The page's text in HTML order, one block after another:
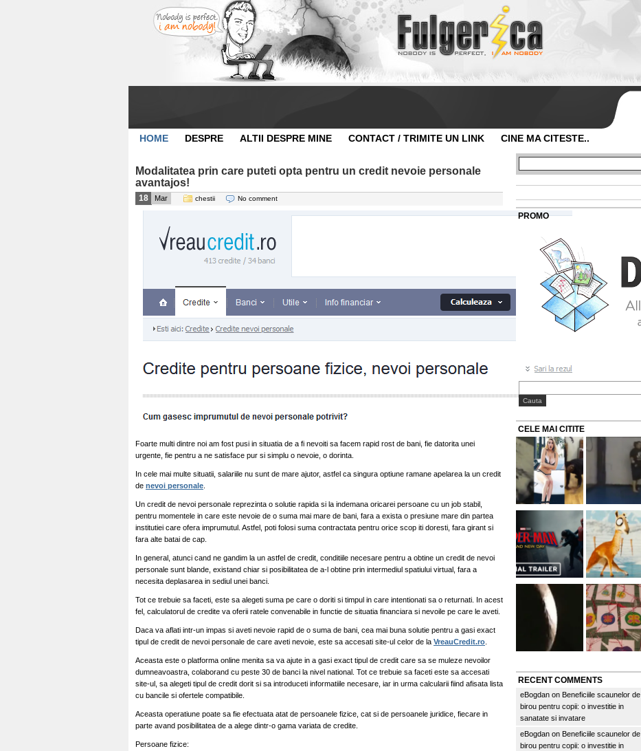
HOME DESPRE ALTII DESPRE MINE CONTACT / TRIMITE UN LINK CINE MA CITESTE..
Modalitatea prin care puteti opta pentru un credit nevoie personale
avantajos!
18 Mar chestii No comment
Foarte multi dintre noi am fost pusi in situatia de a fi nevoiti sa facem rapid rost de bani, fie datorita unei
urgente, fie pentru a ne satisface pur si simplu o nevoie, o dorinta.
In cele mai multe situatii, salariile nu sunt de mare ajutor, astfel ca singura optiune ramane apelarea la un credit
de nevoi personale
Un credit de nevoi personale reprezinta o solutie rapida si la indemana oricarei persoane cu un job stabil,
pentru momentele in care este nevoie de o suma mai mare de bani, fara a exista o presiune mare din partea
institutiei care ofera imprumutul. Astfel, poti folosi suma contractata pentru orice scop iti doresti, fara girant si
fara alte batai de cap.
In general, atunci cand ne gandim la un astfel de credit, conditiile necesare pentru a obtine un credit de nevoi
personale sunt blande, existand chiar si posibilitatea de a-l obtine prin intermediul spatiului virtual, fara a
necesita deplasarea in sediul unei banci.
Tot ce trebuie sa faceti, este sa alegeti suma pe care o doriti si timpul in care intentionati sa o returnati. In acest
fel, calculatorul de credite va oferii ratele convenabile in functie de situatia financiara si nevoile pe care le aveti.
Daca va aflati intr-un impas si aveti nevoie rapid de o suma de bani, cea mai buna solutie pentru a gasi exact
tipul de credit de nevoi personale de care aveti nevoie, este sa accesati site-ul celor de la VreauCredit.ro
Aceasta este o platforma online menita sa va ajute in a gasi exact tipul de credit care sa se muleze nevoilor
dumneavoastra, colaborand cu peste 30 de banci la nivel national. Tot ce trebuie sa faceti este sa accesati
site-ul, sa alegeti tipul de credit dorit si sa introduceti informatiile necesare, iar in urma calcularii fiind afisata lista
cu bancile si ofertele compatibile.
Aceasta operatiune poate sa fie efectuata atat de persoanele fizice, cat si de persoanele juridice, fiecare in
parte avand posibilitatea de a alege dintr-o gama variata de credite.
Persoane fizice:
PROMO
CELE MAI CITITE
RECENT COMMENTS
eBogdan on Beneficiile scaunelor de
birou pentru copii: o investitie in
sanatate si invatare
eBogdan on Beneficiile scaunelor de
birou pentru copii: o investitie in